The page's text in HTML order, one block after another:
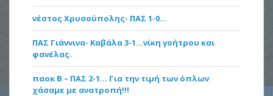
νέστος Χρυσούπολης- ΠΑΣ 1-0…
ΠΑΣ Γιάννινα- Καβάλα 3-1…νίκη γοήτρου και
φανέλας.
παοκ Β – ΠΑΣ 2-1… Για την τιμή των όπλων
χάσαμε με ανατροπή!!!